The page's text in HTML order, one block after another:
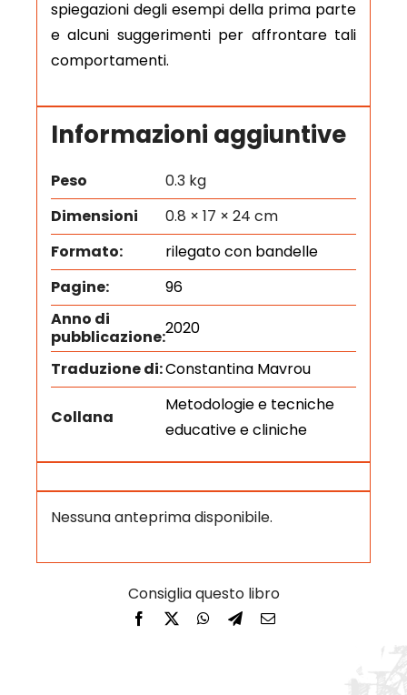
spiegazioni degli esempi della prima parte
e alcuni suggerimenti per affrontare tali
comportamenti.
Informazioni aggiuntive
Peso
0.3 kg
Dimensioni
0.8 × 17 × 24 cm
Formato:
rilegato con bandelle
Pagine:
96
Anno di
pubblicazione:2020
Traduzione di:Constantina Mavrou
Collana
Metodologie e tecniche
educative e cliniche
Nessuna anteprima disponibile.